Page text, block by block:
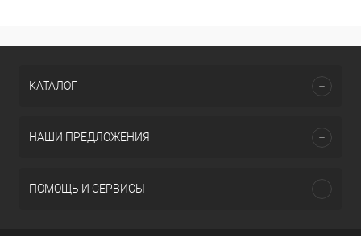
КАТАЛОГ
НАШИ ПРЕДЛОЖЕНИЯ
ПОМОЩЬ И СЕРВИСЫ